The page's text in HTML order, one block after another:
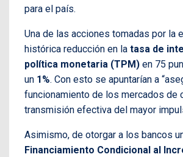
para el país.
Una de las acciones tomadas por la
histórica reducción en la tasa de
política monetaria (TPM) en 75
un 1%. Con esto se apuntarían a
funcionamiento de los mercados de
transmisión efectiva del mayor
Asimismo, de otorgar a los bancos
Financiamiento Condicional al